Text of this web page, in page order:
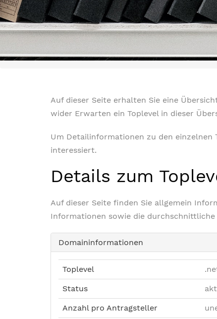
Auf dieser Seite erhalten Sie eine
wider Erwarten ein Toplevel in dieser
Um Detailinformationen zu den einzelnen
interessiert.
Details zum
Auf dieser Seite finden Sie allgemein
Informationen sowie die durchschnittliche
Domaininformationen
Toplevel
Status
Anzahl pro Antragsteller